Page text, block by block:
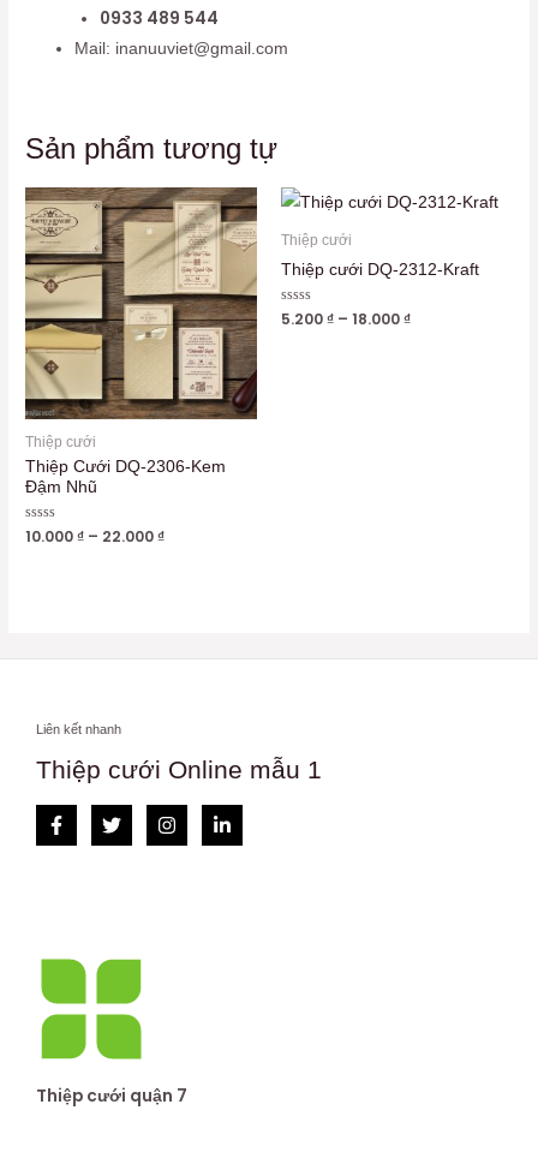
0933 489 544
Mail: inanuuviet@gmail.com
Sản phẩm tương tự
Thiệp cưới
Thiệp Cưới DQ-2306-Kem
Đậm Nhũ
Được
xếp
10.000₫ – 22.000₫
Thiệp cưới
Thiệp cưới DQ-2312-Kraft
Được
xếp
5.200₫ – 18.000₫
Liên kết nhanh
Thiệp cưới Online mẫu 1
Thiệp cưới quận 7